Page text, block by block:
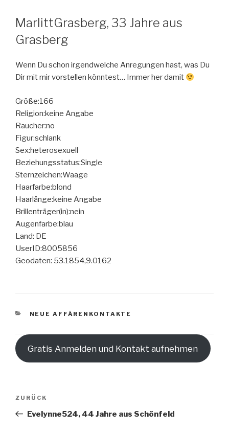
MarlittGrasberg, 33 Jahre aus
Grasberg
Wenn Du schon irgendwelche Anregungen hast, was Du
Dir mit mir vorstellen könntest… Immer her damit
Größe:166
Religion:keine Angabe
Raucher:no
Figur:schlank
Sex:heterosexuell
Beziehungsstatus:Single
Sternzeichen:Waage
Haarfarbe:blond
Haarlänge:keine Angabe
Brillenträger(in):nein
Augenfarbe:blau
Land: DE
UserID:8005856
Geodaten: 53.1854,9.0162
KATEGORIEN
NEUE AFFÄRENKONTAKTE
Gratis Anmelden und Kontakt aufnehmen
Beitragsnavigation
Vorheriger
Beitrag
ZURÜCK
Evelynne524, 44 Jahre aus Schönfeld